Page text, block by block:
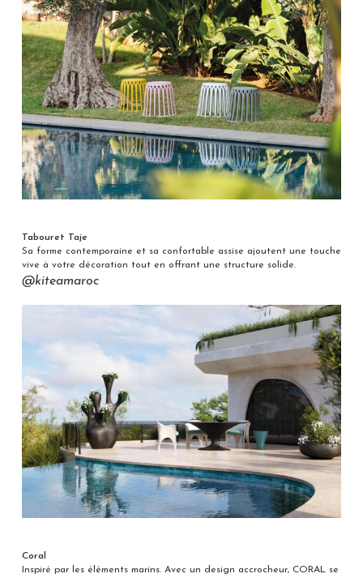
Tabouret Taje
Sa forme contemporaine et sa confortable assise ajoutent une touche
vive à votre décoration tout en offrant une structure solide.
@kiteamaroc
Coral
Inspiré par les éléments marins. Avec un design accrocheur, CORAL se